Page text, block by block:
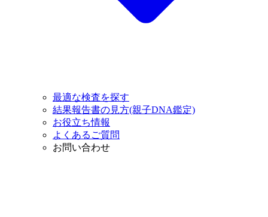
最適な検査を探す
結果報告書の見方(親子DNA鑑定)
お役立ち情報
よくあるご質問
お問い合わせ